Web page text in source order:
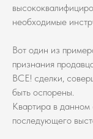
необходимые
Вот один из
признания
ВСЕ! сделки,
быть оспорены.
Квартира в данном
последующего